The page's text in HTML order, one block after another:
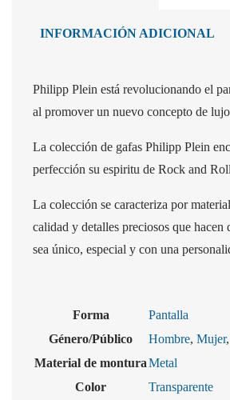
INFORMACIÓN ADICIONAL
Philipp Plein está revolucionando el
al promover un nuevo concepto de
La colección de gafas Philipp Plein
perfección su espiritu de Rock and
La colección se caracteriza por
calidad y detalles preciosos que hacen
sea único, especial y con una
Forma
Pantalla
Género/Público
Hombre, Mujer,
Material de monturaMetal
Color
Transparente